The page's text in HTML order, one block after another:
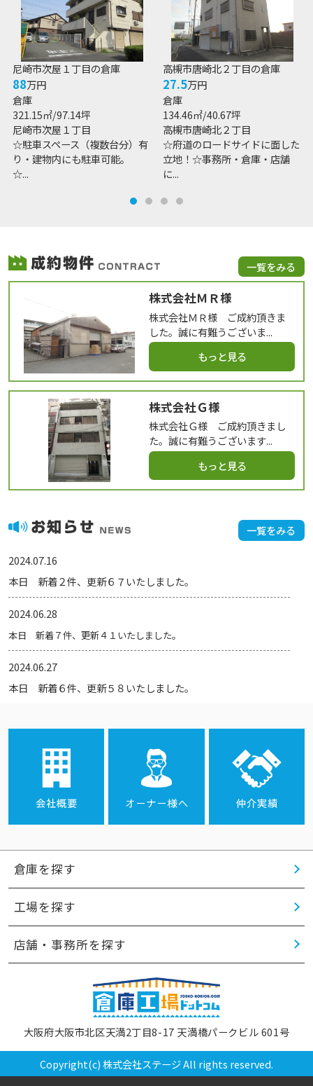
尼崎市次屋１丁目の倉庫
88万円
倉庫
321.15㎡/97.14坪
尼崎市次屋１丁目
☆駐車スペース（複数台分）有
り・建物内にも駐車可能。
☆...
高槻市唐崎北２丁目の倉庫
27.5万円
倉庫
134.46㎡/40.67坪
高槻市唐崎北２丁目
☆府道のロードサイドに面した
立地！☆事務所・倉庫・店舗
に...
一覧をみる
株式会社ＭＲ様
株式会社ＭＲ様 ご成約頂きま
した。誠に有難うございま...
もっと見る
株式会社Ｇ様
株式会社Ｇ様 ご成約頂きまし
た。誠に有難うございます...
もっと見る
一覧をみる
2024.07.16
本日 新着２件、更新６７いたしました。
2024.06.28
本日 新着７件、更新４１ いたしました。
2024.06.27
本日 新着６件、更新５８いたしました。
2024.06.18
倉庫を探す
工場を探す
店舗・事務所を探す
大阪府大阪市北区天満2丁目8-17 天満橋パークビル 601号
Copyright(c) 株式会社ステージ All rights reserved.